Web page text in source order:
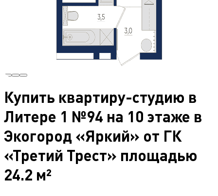
Купить квартиру-студию в
Литере 1 №94 на 10 этаже в
Экогород «Яркий» от ГК
«Третий Трест» площадью
24.2 м²